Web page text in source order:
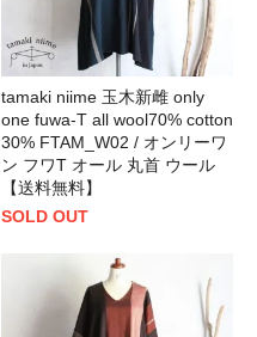
tamaki niime 玉木新雌 only
one fuwa-T all wool70% cotton
30% FTAM_W02 / オンリーワ
ン フワT オール 丸首 ウール
【送料無料】
SOLD OUT